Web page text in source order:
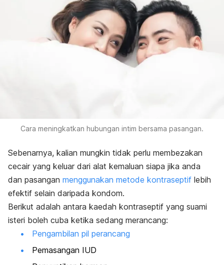
Cara meningkatkan hubungan intim bersama pasangan.
Sebenarnya, kalian mungkin tidak perlu membezakan
cecair yang keluar dari alat kemaluan siapa jika anda
dan pasangan menggunakan metode kontraseptif lebih
efektif selain daripada kondom.
Berikut adalah antara kaedah kontraseptif yang suami
isteri boleh cuba ketika sedang merancang:
Pengambilan pil perancang
Pemasangan IUD